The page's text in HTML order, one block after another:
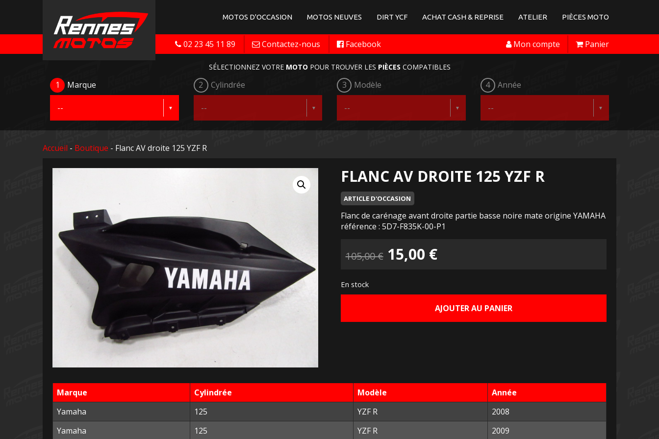
MOTOS D'OCCASION MOTOS NEUVES DIRT YCF ACHAT CASH & REPRISE ATELIER PIÈCES MOTO
02 23 45 11 89 Contactez-nous Facebook Panier
Mon compte
SÉLECTIONNEZ VOTRE MOTO POUR TROUVER LES PIÈCES COMPATIBLES
1 Marque 2 Cylindrée 3 Modèle 4 Année
Accueil - Boutique - Flanc AV droite 125 YZF R
FLANC AV DROITE 125 YZF R
ARTICLE D'OCCASION
Flanc de carénage avant droite partie basse noire mate origine YAMAHA
référence : 5D7-F835K-00-P1
105,00€ Le
initial
15,00 €Le
actuel
est :
En stock
AJOUTER AU PANIER
Marque Cylindrée Modèle
Année
Yamaha
125 YZF R
2008
Yamaha
125 YZF R 2009